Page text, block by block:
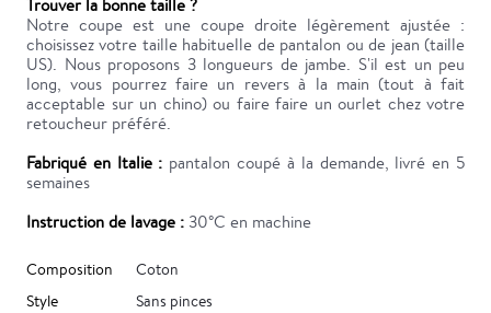
Trouver la bonne taille ?
Notre coupe est une coupe droite légèrement ajustée :
choisissez votre taille habituelle de pantalon ou de jean (taille
US). Nous proposons 3 longueurs de jambe. S'il est un peu
long, vous pourrez faire un revers à la main (tout à fait
acceptable sur un chino) ou faire faire un ourlet chez votre
retoucheur préféré.
Fabriqué en Italie : pantalon coupé à la demande, livré en 5
semaines
Instruction de lavage : 30°C en machine
Composition
Coton
Style
Sans pinces